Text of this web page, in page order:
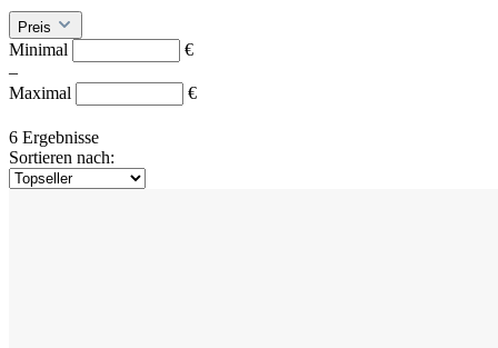
Preis
Minimal
€
–
Maximal
€
6 Ergebnisse
Sortieren nach: